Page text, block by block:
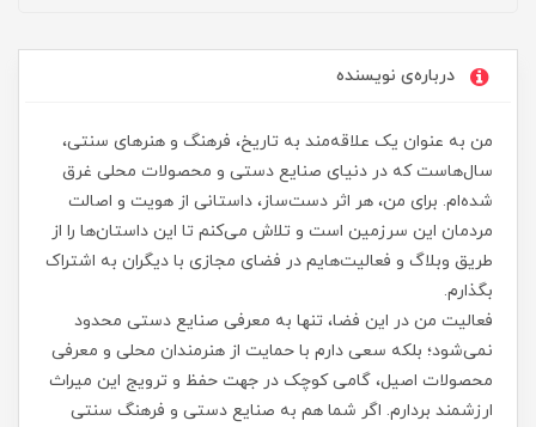
درباره‌ی نویسنده
من به عنوان یک علاقه‌مند به تاریخ، فرهنگ و هنرهای سنتی،
سال‌هاست که در دنیای صنایع دستی و محصولات محلی غرق
شده‌ام. برای من، هر اثر دست‌ساز، داستانی از هویت و اصالت
مردمان این سرزمین است و تلاش می‌کنم تا این داستان‌ها را از
طریق وبلاگ و فعالیت‌هایم در فضای مجازی با دیگران به اشتراک
بگذارم.
فعالیت من در این فضا، تنها به معرفی صنایع دستی محدود
نمی‌شود؛ بلکه سعی دارم با حمایت از هنرمندان محلی و معرفی
محصولات اصیل، گامی کوچک در جهت حفظ و ترویج این میراث
ارزشمند بردارم. اگر شما هم به صنایع دستی و فرهنگ سنتی